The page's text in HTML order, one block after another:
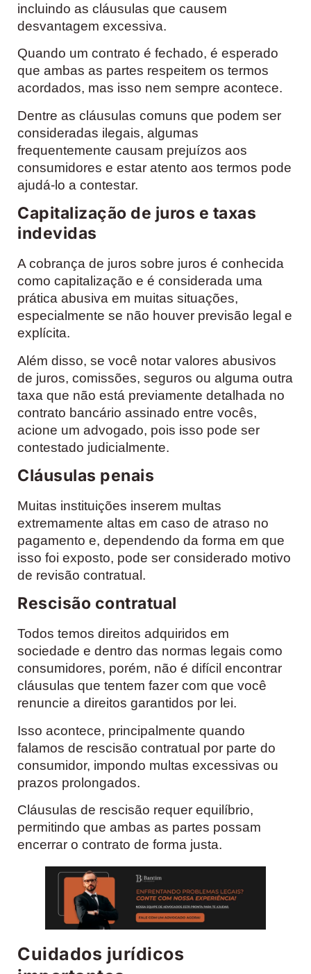
incluindo as cláusulas que causem
desvantagem excessiva.
Quando um contrato é fechado, é esperado
que ambas as partes respeitem os termos
acordados, mas isso nem sempre acontece.
Dentre as cláusulas comuns que podem ser
consideradas ilegais, algumas
frequentemente causam prejuízos aos
consumidores e estar atento aos termos pode
ajudá-lo a contestar.
Capitalização de juros e taxas
indevidas
A cobrança de juros sobre juros é conhecida
como capitalização e é considerada uma
prática abusiva em muitas situações,
especialmente se não houver previsão legal e
explícita.
Além disso, se você notar valores abusivos
de juros, comissões, seguros ou alguma outra
taxa que não está previamente detalhada no
contrato bancário assinado entre vocês,
acione um advogado, pois isso pode ser
contestado judicialmente.
Cláusulas penais
Muitas instituições inserem multas
extremamente altas em caso de atraso no
pagamento e, dependendo da forma em que
isso foi exposto, pode ser considerado motivo
de revisão contratual.
Rescisão contratual
Todos temos direitos adquiridos em
sociedade e dentro das normas legais como
consumidores, porém, não é difícil encontrar
cláusulas que tentem fazer com que você
renuncie a direitos garantidos por lei.
Isso acontece, principalmente quando
falamos de rescisão contratual por parte do
consumidor, impondo multas excessivas ou
prazos prolongados.
Cláusulas de rescisão requer equilíbrio,
permitindo que ambas as partes possam
encerrar o contrato de forma justa.
Cuidados jurídicos